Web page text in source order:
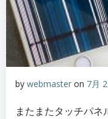
by webmaster on 7月
またまたタッチパ